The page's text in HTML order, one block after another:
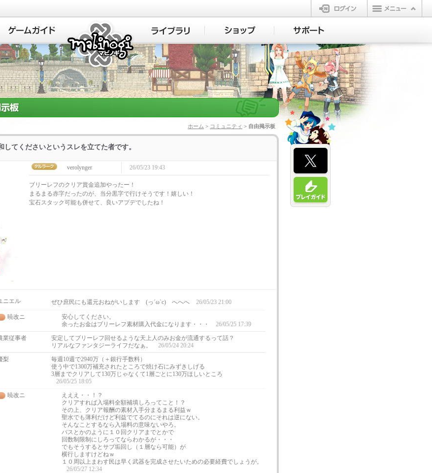
ログイン
マビノギ
ホーム > コミュニティ > 自由掲示板
してくださいというスレを立てた者です。
verolynger 26/05/23 19:43
ブリーレフのクリア賞金追加やったー！
まるまる赤字だったのが、当分黒字で行けそうです！嬉しい！
宝石スタック可能も併せて、良いアプデでしたね！
ニエル ぜひ庶民にも還元おねがいします (っ´ω`c) へへへ 26/05/23 21:00
暁改ニ
安心してください。
余ったお金はブリーレフ素材購入代金になります・・・
26/05/25 17:39
業従事者
安定してブリーレフ回せるような天上人のみお金が流通するって話？
リアルなファンタジーライフだなぁ。
26/05/24 20:24
梨
毎週10週で2940万（＋銀行手数料）
使う中で1300万補充されたところで焼け石にみずきしげる
3層までクリアして130万じゃなくて1層ごとに130万ほしいところ
26/05/25 18:05
暁改ニ
えええ・・！？
クリアすれば入場料全額補填しろってこと！？
その上、クリア報酬の素材入手分まるまる利益ｗ
聖水でも薄利だけど利益でてるのにそれは逆にない。
そんなことするなら入場料の意味ないやろ。
バスとかのように１０回クリアまでとかで
回数制限制にしろってならわかるが・・・
でもそうするとサブ垢回し（１層なら可能）が
横行しますけどねｗ
１０周以上まわす民は早く武器を完成させたいための必要経費でしょうが。
26/05/27 12:34